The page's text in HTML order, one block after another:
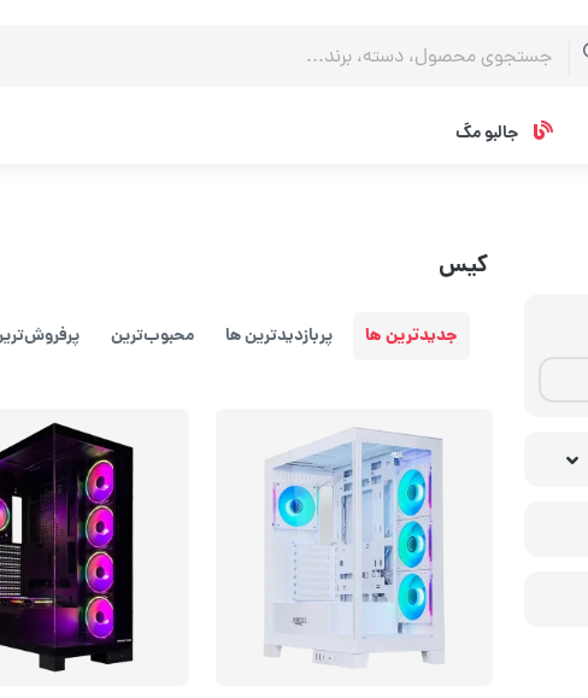
جالبو مگ
کیس
جدیدترین ها پربازدیدترین ها محبوب‌‌ترین